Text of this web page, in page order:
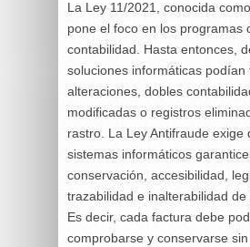
La Ley 11/2021, conocida
pone el foco en los programas
contabilidad. Hasta entonces,
soluciones informáticas podían
alteraciones, dobles
modificadas o registros
rastro. La Ley Antifraude exige
sistemas informáticos
conservación, accesibilidad,
trazabilidad e inalterabilidad de
Es decir, cada factura debe
comprobarse y conservarse sin